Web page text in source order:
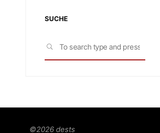
SUCHE
SEARCH
©2026 dests